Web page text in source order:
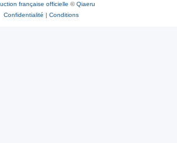
française officielle ©Qiaeru
Confidentialité | Conditions